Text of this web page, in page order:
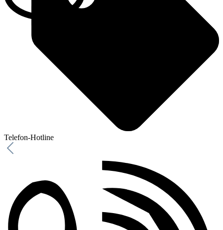
Telefon-Hotline